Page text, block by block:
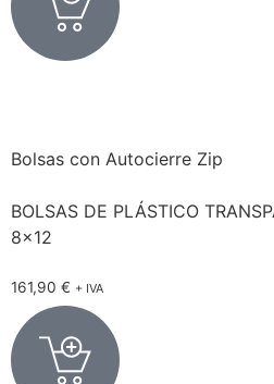
Bolsas con Autocierre Zip
BOLSAS DE PLÁSTICO
8×12
161,90 € + IVA